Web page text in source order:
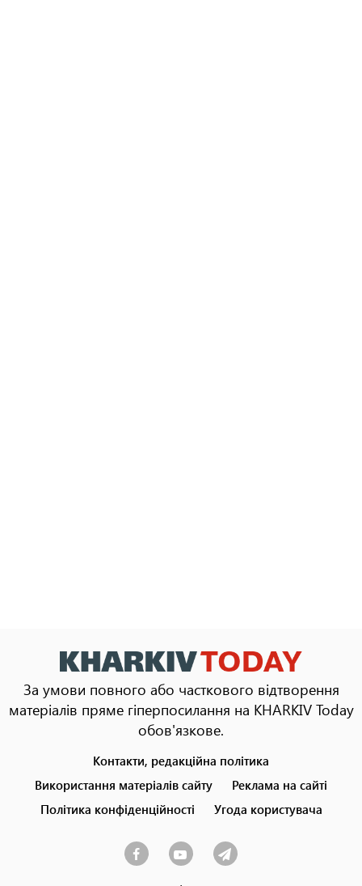
За умови повного або часткового відтворення
матеріалів пряме гіперпосилання на KHARKIV Today
обов'язкове.
menu
Контакти, редакційна політика
Використання матеріалів сайту
Реклама на сайті
Політика конфіденційності
Угода користувача